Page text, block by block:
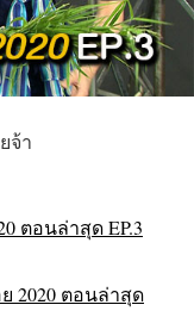
จ้า
ตอนล่าสุด EP.3
2020 ตอนล่าสุด